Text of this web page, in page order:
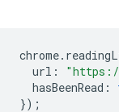
chrome.
url : "https://
hasBeenRead :
});